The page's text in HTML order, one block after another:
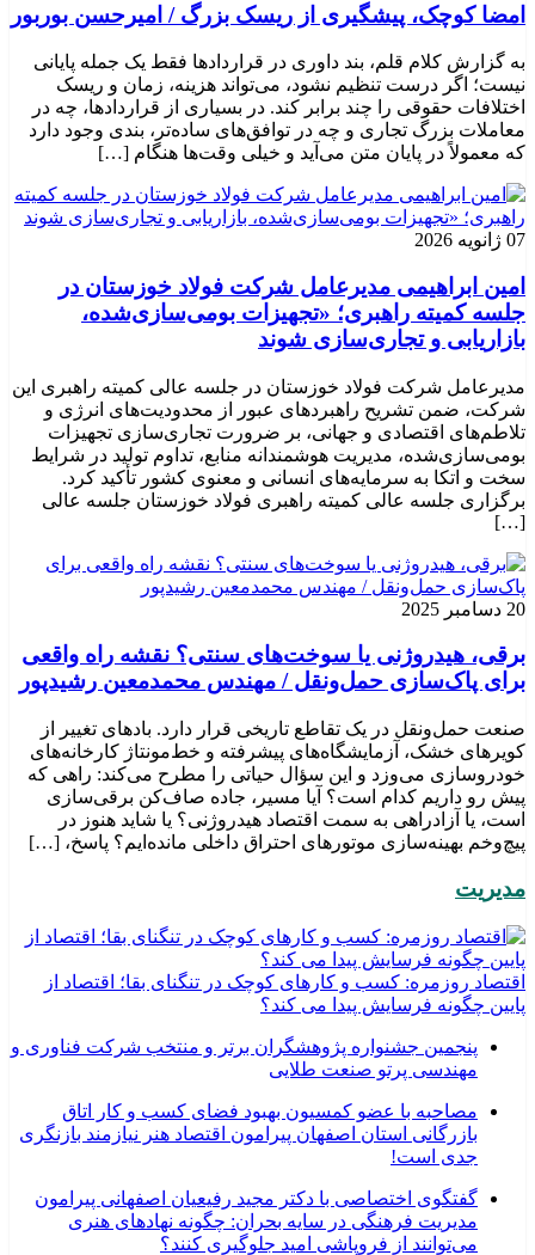
امضا کوچک، پیشگیری از ریسک بزرگ / امیرحسن بوربور
به گزارش کلام قلم، بند داوری در قراردادها فقط یک جمله پایانی
نیست؛ اگر درست تنظیم نشود، می‌تواند هزینه، زمان و ریسک
اختلافات حقوقی را چند برابر کند. در بسیاری از قراردادها، چه در
معاملات بزرگ تجاری و چه در توافق‌های ساده‌تر، بندی وجود دارد
که معمولاً در پایان متن می‌آید و خیلی وقت‌ها هنگام […]
07 ژانویه 2026
امین ابراهیمی مدیرعامل شرکت فولاد خوزستان در
جلسه کمیته راهبری؛ «تجهیزات بومی‌سازی‌شده،
بازاریابی و تجاری‌سازی شوند
مدیرعامل شرکت فولاد خوزستان در جلسه عالی کمیته راهبری این
شرکت، ضمن تشریح راهبردهای عبور از محدودیت‌های انرژی و
تلاطم‌های اقتصادی و جهانی، بر ضرورت تجاری‌سازی تجهیزات
بومی‌سازی‌شده، مدیریت هوشمندانه منابع، تداوم تولید در شرایط
سخت و اتکا به سرمایه‌های انسانی و معنوی کشور تأکید کرد.
برگزاری جلسه عالی کمیته راهبری فولاد خوزستان جلسه عالی
[…]
20 دسامبر 2025
برقی، هیدروژنی یا سوخت‌های سنتی؟ نقشه راه واقعی
برای پاک‌سازی حمل‌ونقل / مهندس محمدمعین رشیدپور
صنعت حمل‌ونقل در یک تقاطع تاریخی قرار دارد. بادهای تغییر از
کویرهای خشک، آزمایشگاه‌های پیشرفته و خط‌مونتاژ کارخانه‌های
خودروسازی می‌وزد و این سؤال حیاتی را مطرح می‌کند: راهی که
پیش رو داریم کدام است؟ آیا مسیر، جاده صاف‌کن برقی‌سازی
است، یا آزادراهی به سمت اقتصاد هیدروژنی؟ یا شاید هنوز در
پیچ‌وخم بهینه‌سازی موتورهای احتراق داخلی مانده‌ایم؟ پاسخ، […]
مدیریت
اقتصاد روزمره: کسب‌ و کارهای کوچک در تنگنای بقا؛ اقتصاد از
پایین چگونه فرسایش پیدا می کند؟
پنجمین جشنواره پژوهشگران برتر و منتخب شرکت فناوری و
مهندسی پرتو صنعت طلایی
مصاحبه با عضو کمسیون بهبود فضای کسب و کار اتاق
بازرگانی استان اصفهان پیرامون اقتصاد هنر نیازمند بازنگری
جدی است!
گفتگوی اختصاصی با دکتر مجید رفیعیان اصفهانی پیرامون
مدیریت فرهنگی در سایه بحران: چگونه نهادهای هنری
می‌توانند از فروپاشی امید جلوگیری کنند؟